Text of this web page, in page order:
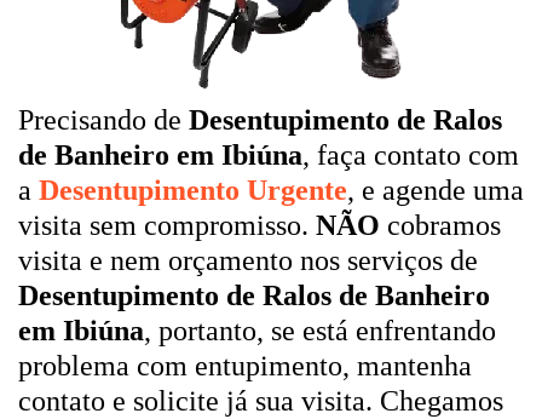
Precisando de Desentupimento de Ralos
de Banheiro em Ibiúna, faça contato com
a Desentupimento Urgente, e agende uma
visita sem compromisso. NÃO cobramos
visita e nem orçamento nos serviços de
Desentupimento de Ralos de Banheiro
em Ibiúna, portanto, se está enfrentando
problema com entupimento, mantenha
contato e solicite já sua visita. Chegamos